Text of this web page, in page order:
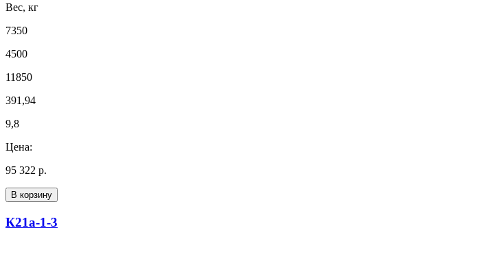
Вес, кг
7350
4500
11850
391,94
9,8
Цена:
95 322 р.
В корзину
К21а-1-3